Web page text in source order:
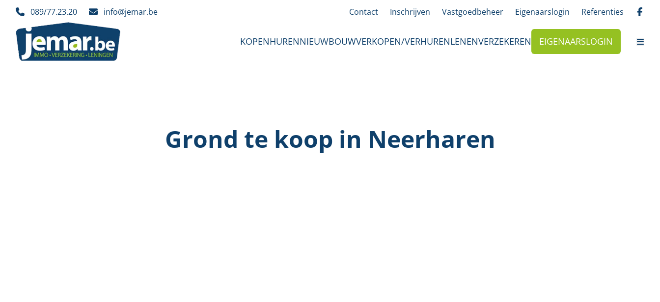
Ga naar hoofdinhoud
089/77.23.20 info@jemar.be Contact Inschrijven Vastgoedbeheer Eigenaarslogin Referenties
KOPENHURENNIEUWBOUWVERKOPEN/VERHURENLENENVERZEKEREN EIGENAARSLOGIN
Grond te koop in Neerharen